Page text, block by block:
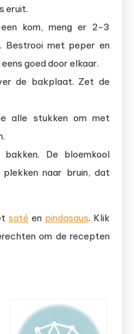
eruit.
kom, meng er 2-3
Bestrooi met peper en
goed door elkaar.
de bakplaat. Zet de
alle stukken om met
De bloemkool
naar bruin, dat
saté en pindasaus. Klik
om de recepten